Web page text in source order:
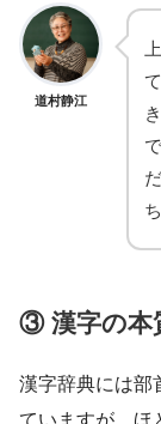
道村静江
③ 漢字の本
漢字辞典には部
ていますが、ほ